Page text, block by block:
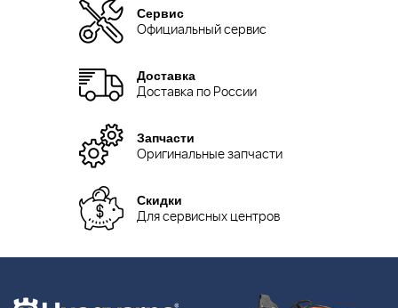
Сервис
Официальный сервис
Доставка
Доставка по России
Запчасти
Оригинальные запчасти
Скидки
Для сервисных центров